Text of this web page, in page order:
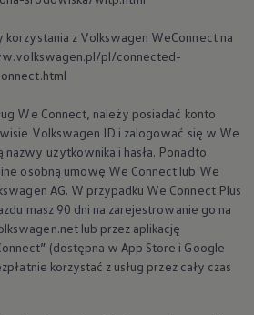
korzystania z Volkswagen WeConnect na
pl/connected-
We Connect, należy posiadać konto
Volkswagen ID i zalogować się w We
nazwy użytkownika i hasła. Ponadto
osobną umowę We Connect lub We
AG. W przypadku We Connect Plus
masz 90 dni na zarejestrowanie go na
lub przez aplikację
(dostępna w App Store i Google
korzystać z usług przez cały czas